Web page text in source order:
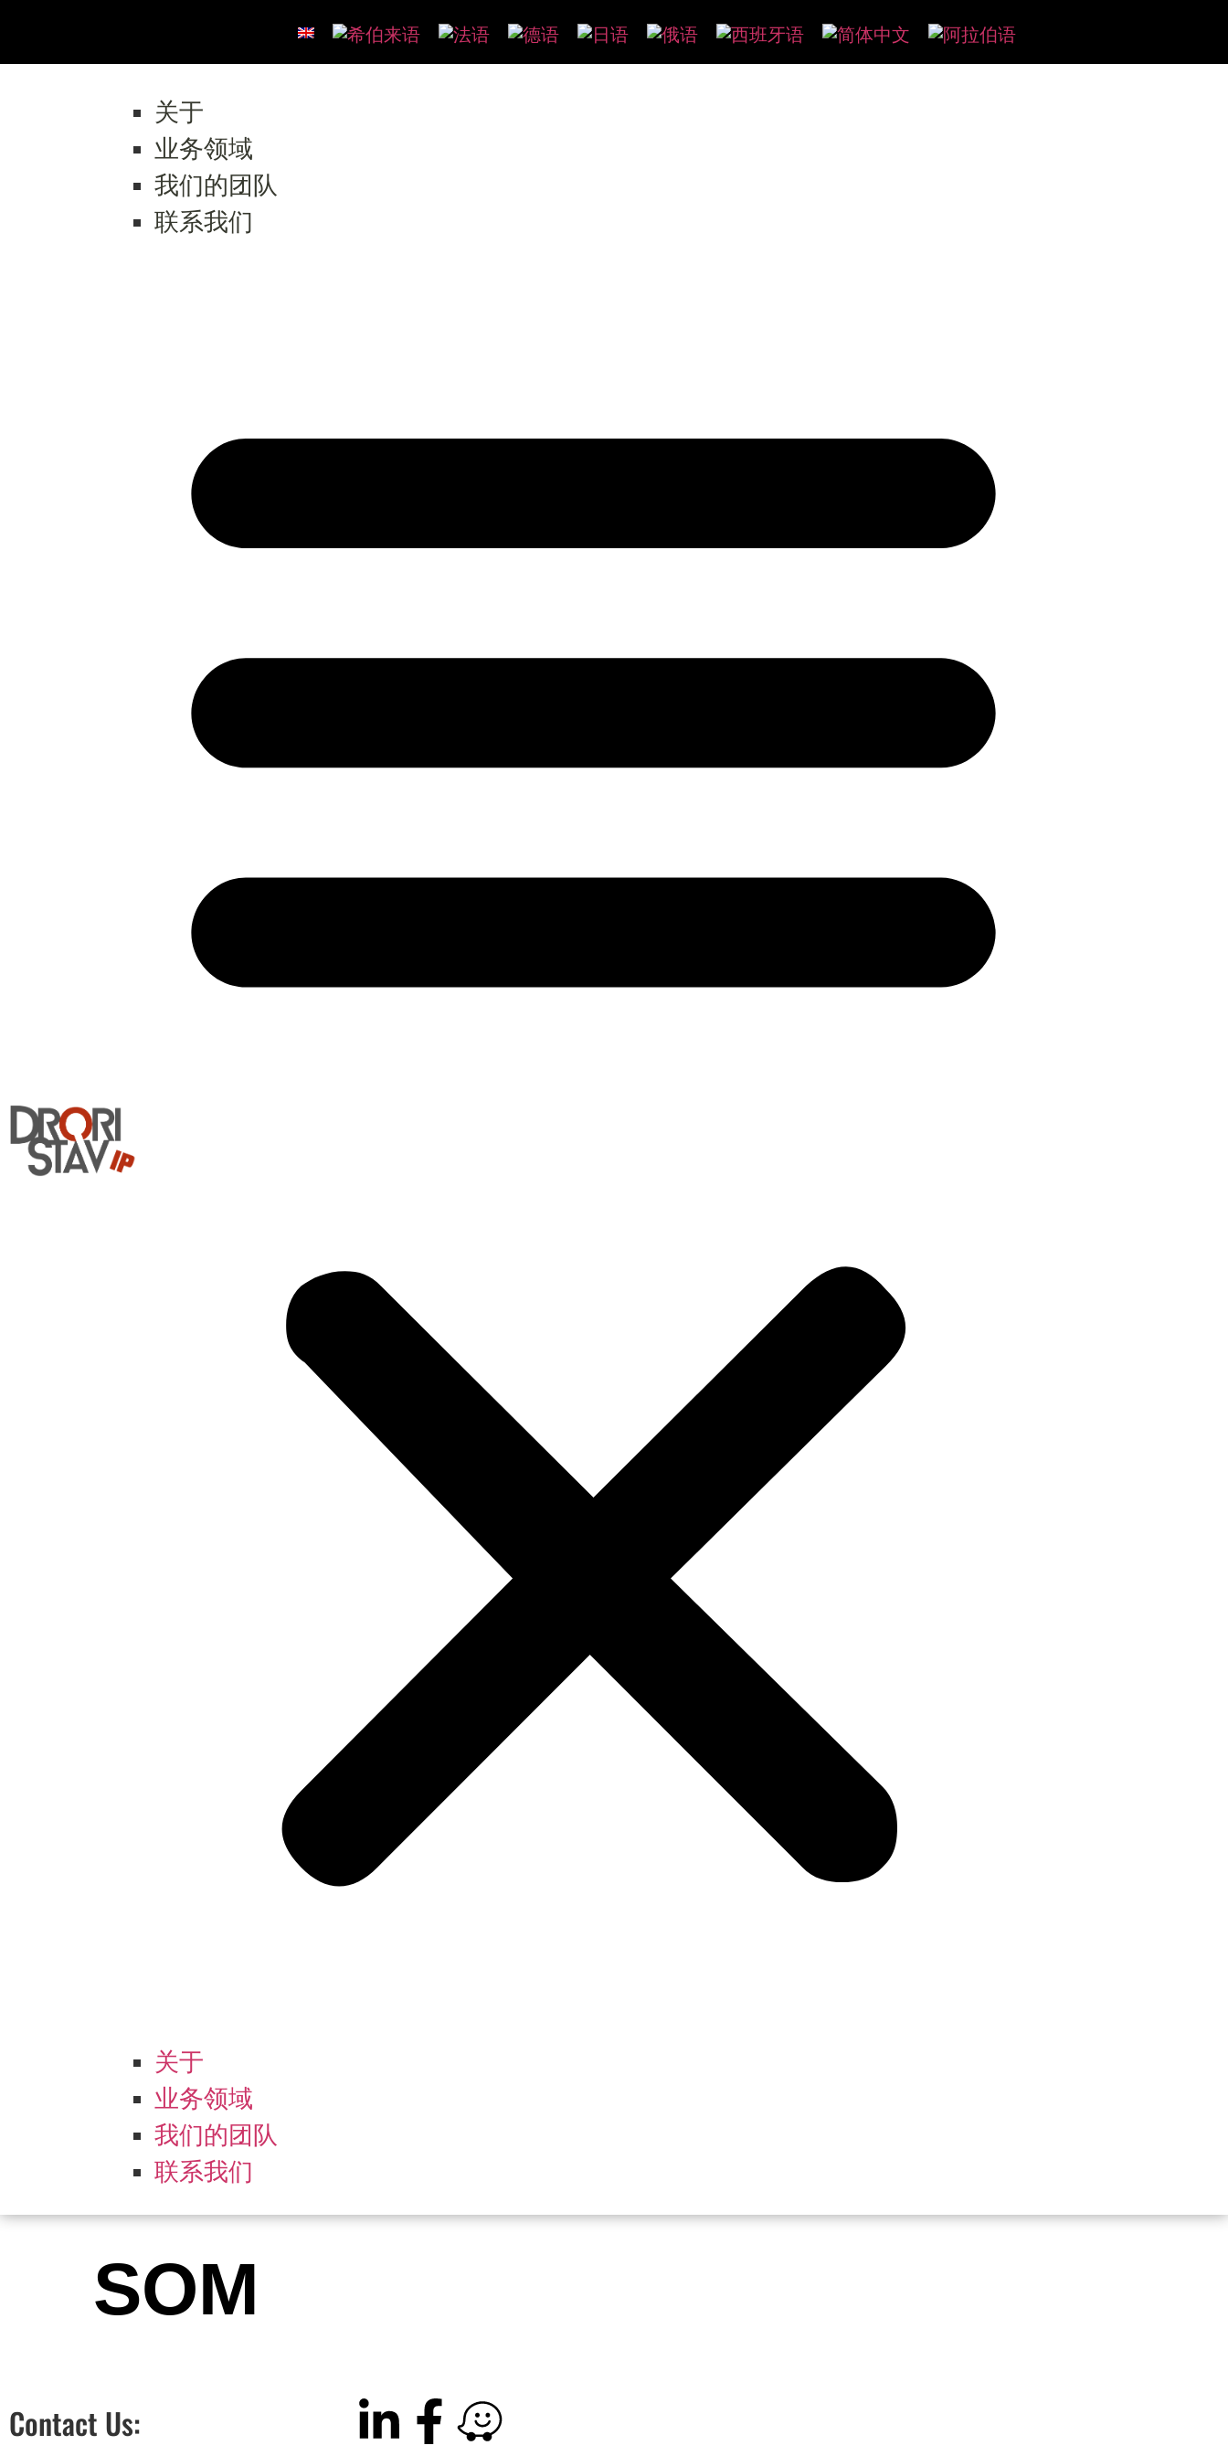
关于
业务领域
我们的团队
联系我们
关于
业务领域
我们的团队
联系我们
SOM
Contact Us: